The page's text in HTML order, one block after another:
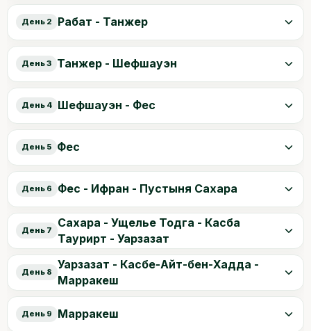
День 2 Рабат - Танжер
День 3 Танжер - Шефшауэн
День 4 Шефшауэн - Фес
День 5 Фес
День 6 Фес - Ифран - Пустыня Сахара
День 7
Сахара - Ущелье Тодга - Касба
Таурирт - Уарзазат
День 8
Уарзазат - Касбе-Айт-бен-Хадда -
Марракеш
День 9 Марракеш